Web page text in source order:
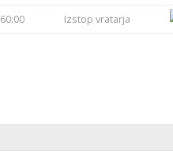
60:00
Izstop vratarja